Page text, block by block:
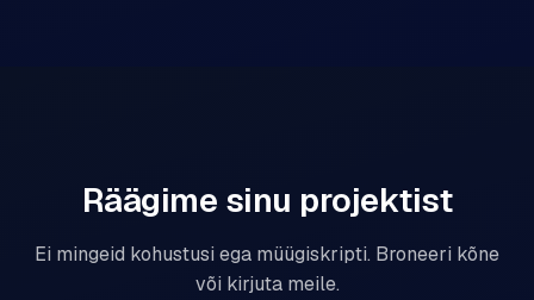
Räägime sinu projektist
Ei mingeid kohustusi ega müügiskripti. Broneeri kõne
või kirjuta meile.